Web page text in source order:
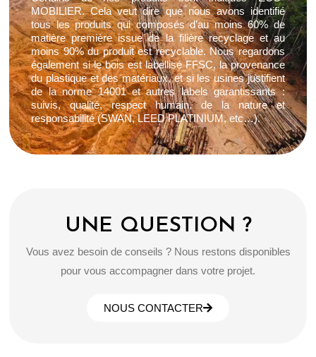
MOBILIER. Cela veut dire que nous avons identifié
tous les produits qui composés d’au moins 60% de
matière première issue de la filière recyclage et au
moins 90% du produit est recyclable. Nous regardons
également si le bois est labellisé FFSC, la provenance
du plastique et des matériaux, et si les usines justifient
de la norme 14001 et autres labels garantissants :
suivis, qualité, respect humain, de la nature et
responsabilité (SWAN, LEED PLATINIUM, etc…).
UNE QUESTION ?
Vous avez besoin de conseils ? Nous restons disponibles
pour vous accompagner dans votre projet.
NOUS CONTACTER